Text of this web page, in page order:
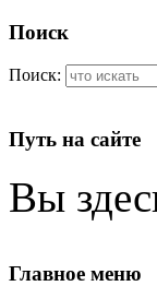
Поиск
Поиск:
Путь на сайте
Вы
Главное меню